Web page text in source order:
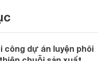
công dự án luyện phôi